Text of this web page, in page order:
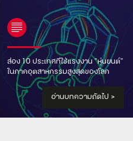
ส่อง 10 ประเทศที่ใช้แรงงาน “หุ่นยนต์”
ในภาคอุตสาหกรรมสูงสุดของโลก
อ่านบทความถัดไป >